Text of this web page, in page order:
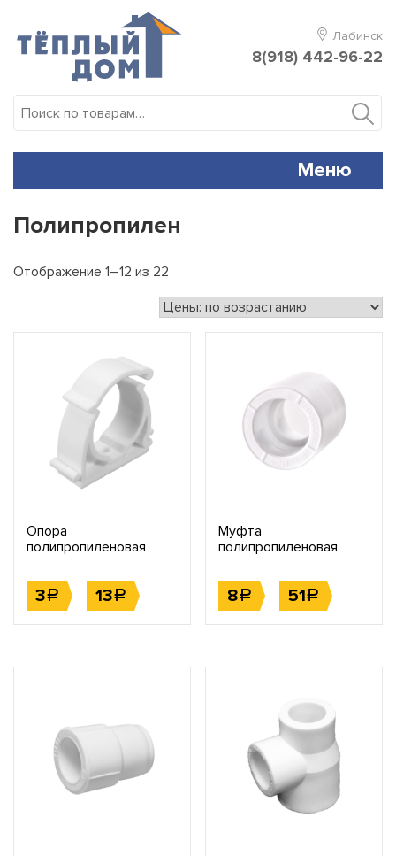
content
Лабинск
8(918) 442-96-22
Искать:
Меню
Полипропилен
Отображение 1–12 из 22
Опора
полипропиленовая
3Р – 13Р
Муфта
полипропиленовая
8Р – 51Р